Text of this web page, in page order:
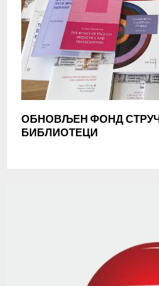
ОБНОВЉЕН ФОНД
БИБЛИОТЕЦИ